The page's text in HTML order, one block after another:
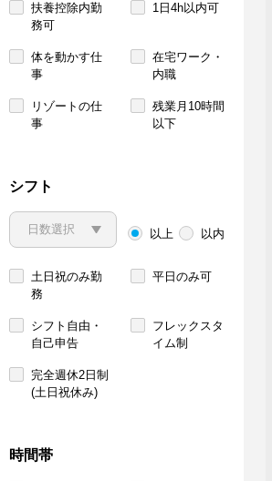
扶養控除内勤
務可
1日4h以内可
体を動かす仕
事
在宅ワーク・
内職
リゾートの仕
事
残業月10時間
以下
シフト
以上 以内
土日祝のみ勤
務
平日のみ可
シフト自由・
自己申告
フレックスタ
イム制
完全週休2日制
(土日祝休み)
時間帯